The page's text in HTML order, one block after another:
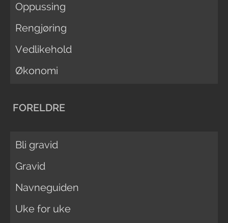
Oppussing
Rengjøring
Vedlikehold
Økonomi
FORELDRE
Bli gravid
Gravid
Navneguiden
Uke for uke